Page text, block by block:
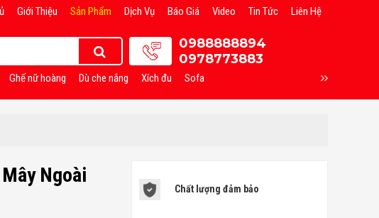
Giới Thiệu Sản Phẩm Dịch Vụ Báo Giá Video Tin Tức Liên Hệ
0988888894
0978773883
Ghế nữ hoàng Dù che nắng Xích đu Sofa
Ngoài
Chất lượng đảm bảo